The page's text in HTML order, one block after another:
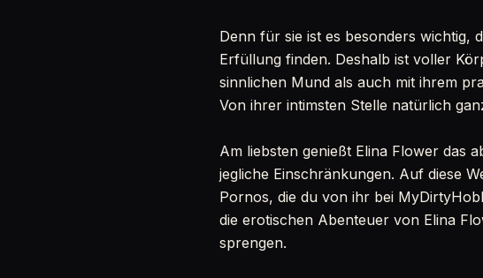
Denn für sie ist es besonders wichtig,
Erfüllung finden. Deshalb ist voller
sinnlichen Mund als auch mit ihrem
Von ihrer intimsten Stelle natürlich
Am liebsten genießt Elina Flower das
jegliche Einschränkungen. Auf diese
Pornos, die du von ihr bei
die erotischen Abenteuer von Elina
sprengen.